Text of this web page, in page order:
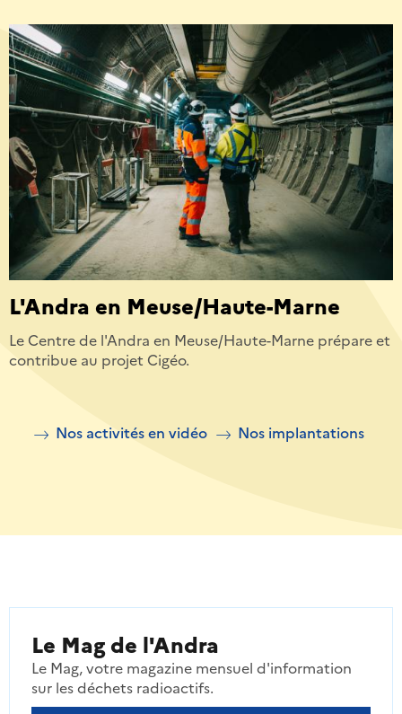
L'Andra en Meuse/Haute-Marne
Le Centre de l'Andra en Meuse/Haute-Marne prépare et
contribue au projet Cigéo.
Nos activités en vidéo Nos implantations
Le Mag de l'Andra
Le Mag, votre magazine mensuel d'information
sur les déchets radioactifs.